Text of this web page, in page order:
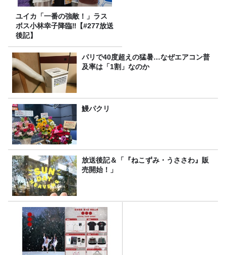
ユイカ「一番の強敵！」ラス
ボス小林幸子降臨‼【#277放送
後記】
パリで40度超えの猛暑…なぜエアコン普
及率は「1割」なのか
鰻パクリ
放送後記＆「『ねこずみ・うささわ』販
売開始！」